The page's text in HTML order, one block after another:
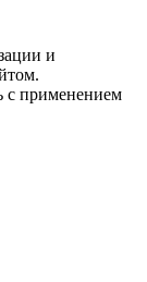
и
с применением